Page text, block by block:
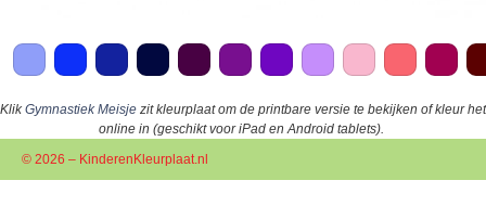
KlikGymnastiek Meisje zit kleurplaat om de printbare versie te bekijken of kleur het
online in (geschikt voor iPad en Android tablets).
© 2026 – KinderenKleurplaat.nl